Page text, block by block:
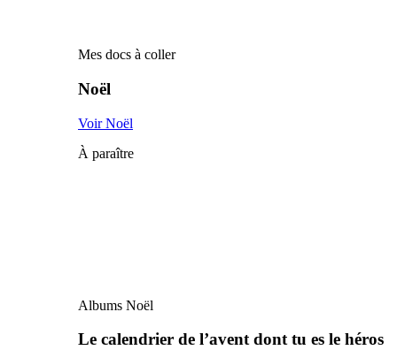
Mes docs à coller
Noël
Voir Noël
À paraître
Albums Noël
Le calendrier de l’avent dont tu es le héros